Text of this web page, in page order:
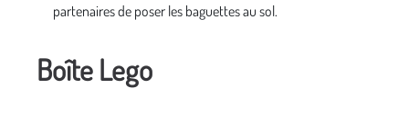
partenaires de poser les baguettes au sol.
Boîte Lego